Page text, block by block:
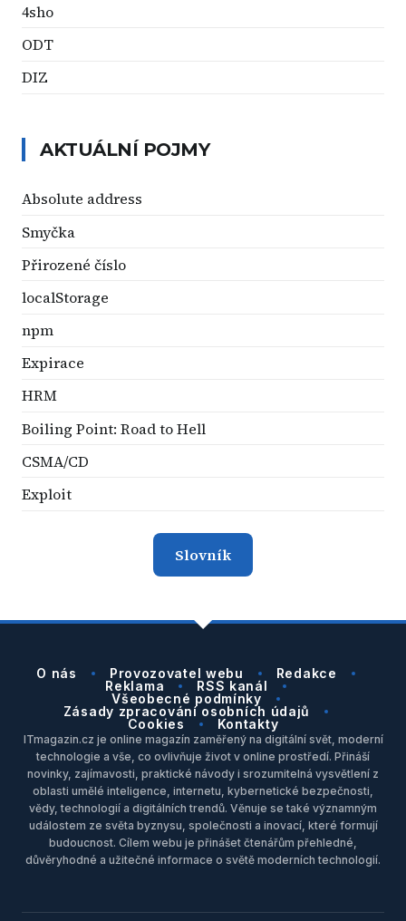
4sho
ODT
DIZ
AKTUÁLNÍ POJMY
Absolute address
Smyčka
Přirozené číslo
localStorage
npm
Expirace
HRM
Boiling Point: Road to Hell
CSMA/CD
Exploit
Slovník
O nás Provozovatel webu
Redakce
Reklama
RSS kanál
Všeobecné podmínky
Zásady zpracování osobních údajů
Cookies
Kontakty
ITmagazin.cz je online magazín zaměřený na digitální svět, moderní
technologie a vše, co ovlivňuje život v online prostředí. Přináší
novinky, zajímavosti, praktické návody i srozumitelná vysvětlení z
oblasti umělé inteligence, internetu, kybernetické bezpečnosti,
vědy, technologií a digitálních trendů. Věnuje se také významným
událostem ze světa byznysu, společnosti a inovací, které formují
budoucnost. Cílem webu je přinášet čtenářům přehledné,
důvěryhodné a užitečné informace o světě moderních technologií.